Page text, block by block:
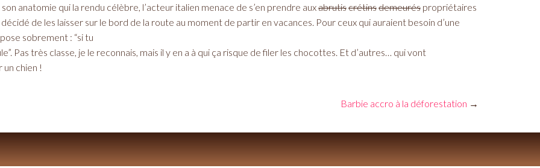
anatomie qui la rendu célèbre, l’acteur italien menace de s’en prendre auxabrutiscrétinsdemeurés propriétaires
décidé de les laisser sur le bord de la route au moment de partir en vacances. Pour ceux qui auraient besoin d’une
sobrement : “si tu
Pas très classe, je le reconnais, mais il y en a à qui ça risque de filer les chocottes. Et d’autres… qui vont
un chien !
Barbie accro à la déforestation →